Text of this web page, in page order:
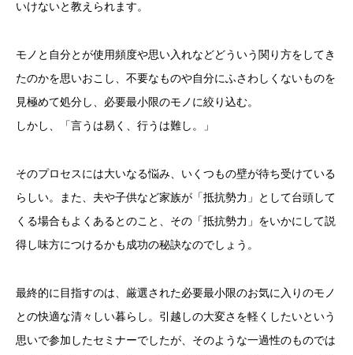
いけないと教えられます。
モノと自分とが使用頻度や思い入れなどどういう関り方をしてき
たのかを思いおこし、不要なものや自分にふさわしくないものを
見極めて処分し、必要最小限のモノに絞り込む。
しかし、「言うは易く、行うは難し。」
そのプロセスには大いなる悩み、いくつもの壁が待ち受けている
らしい。また、夫や子供など家族が「抵抗勢力」として台頭して
くる場合もよくあるとのこと、その「抵抗勢力」をいかにして説
得し味方につけるかも成功の秘訣なのでしょう。
最終的に目指すのは、厳選された必要最小限のお気に入りのモノ
との快適な清々しい暮らし。引越しの大変さを軽くしたいという
思いで参加したセミナーでしたが、そのような一過性のものでは